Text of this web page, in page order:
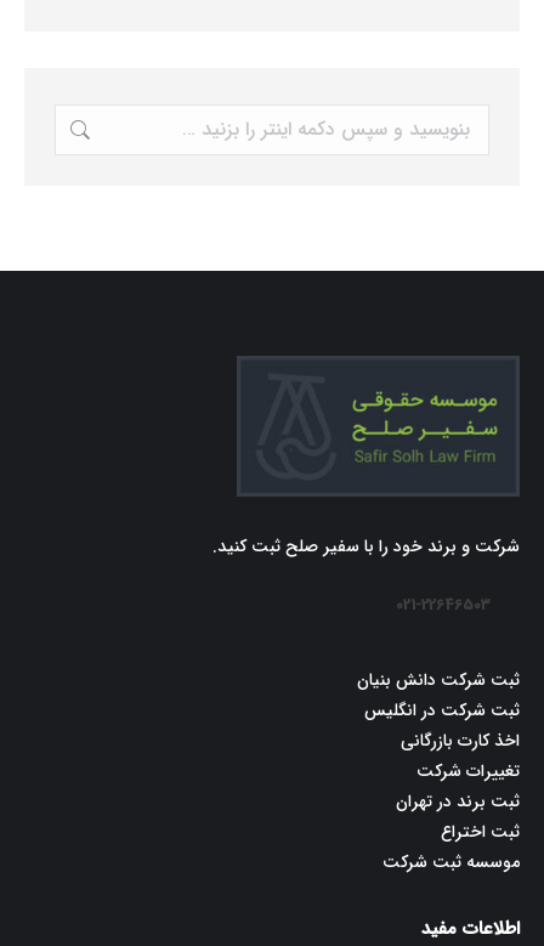
جستجو:
شرکت و برند خود را با سفیر صلح ثبت کنید.
021-22646503
ثبت شرکت دانش بنیان
ثبت شرکت در انگلیس
اخذ کارت بازرگانی
تغییرات شرکت
ثبت برند در تهران
ثبت اختراع
موسسه ثبت شرکت
اطلاعات مفید